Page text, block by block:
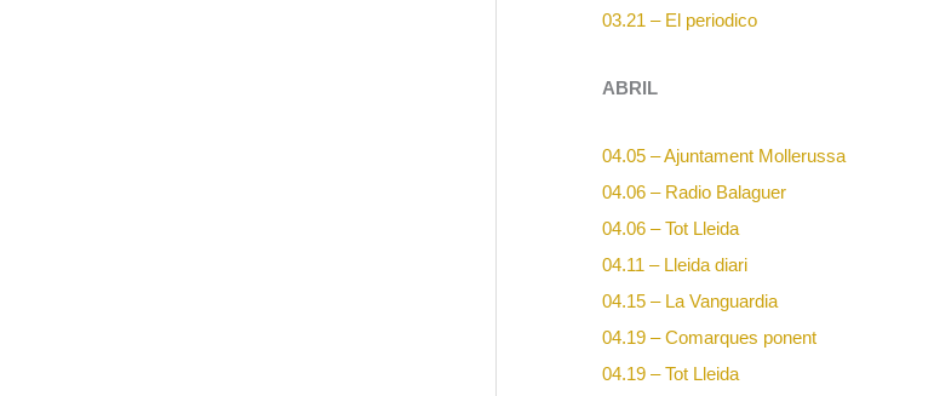
03.21 – El periodico
ABRIL
04.05 – Ajuntament Mollerussa
04.06 – Radio Balaguer
04.06 – Tot Lleida
04.11 – Lleida diari
04.15 – La Vanguardia
04.19 – Comarques ponent
04.19 – Tot Lleida